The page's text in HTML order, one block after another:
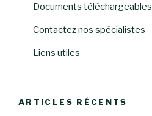
Documents téléchargeables
Contactez nos spécialistes
Liens utiles
ARTICLES RÉCENTS